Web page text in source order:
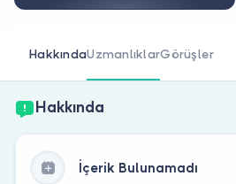
HakkındaUzmanlıklarGörüşler
Hakkında
İçerik Bulunamadı